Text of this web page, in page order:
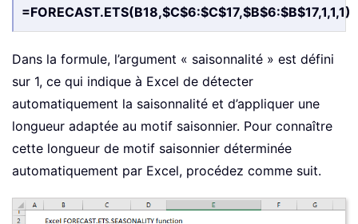
=FORECAST.ETS(B18,$C$6:$C$17,$B$6:$B$17,1,1,1)
Dans la formule, l’argument « saisonnalité » est défini
sur 1, ce qui indique à Excel de détecter
automatiquement la saisonnalité et d’appliquer une
longueur adaptée au motif saisonnier. Pour connaître
cette longueur de motif saisonnier déterminée
automatiquement par Excel, procédez comme suit.